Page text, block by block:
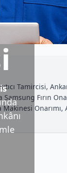
Tamircisi,
Fırın